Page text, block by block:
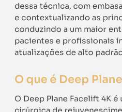
dessa técnica, com
e contextualizando as
conduzindo a um maior
pacientes e profissionais
atualizações de alto
O que é Deep
O Deep Plane Facelift 4K é